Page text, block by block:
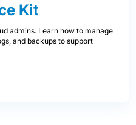
Kit
admins. Learn how to manage
and backups to support